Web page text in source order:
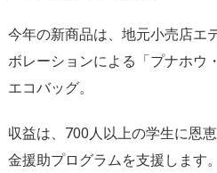
今年の新商品は、地元小売店エ
ボレーションによる「プナホウ
エコバッグ。
収益は、 700人以上の学生に恩
金援助プログラムを支援します。